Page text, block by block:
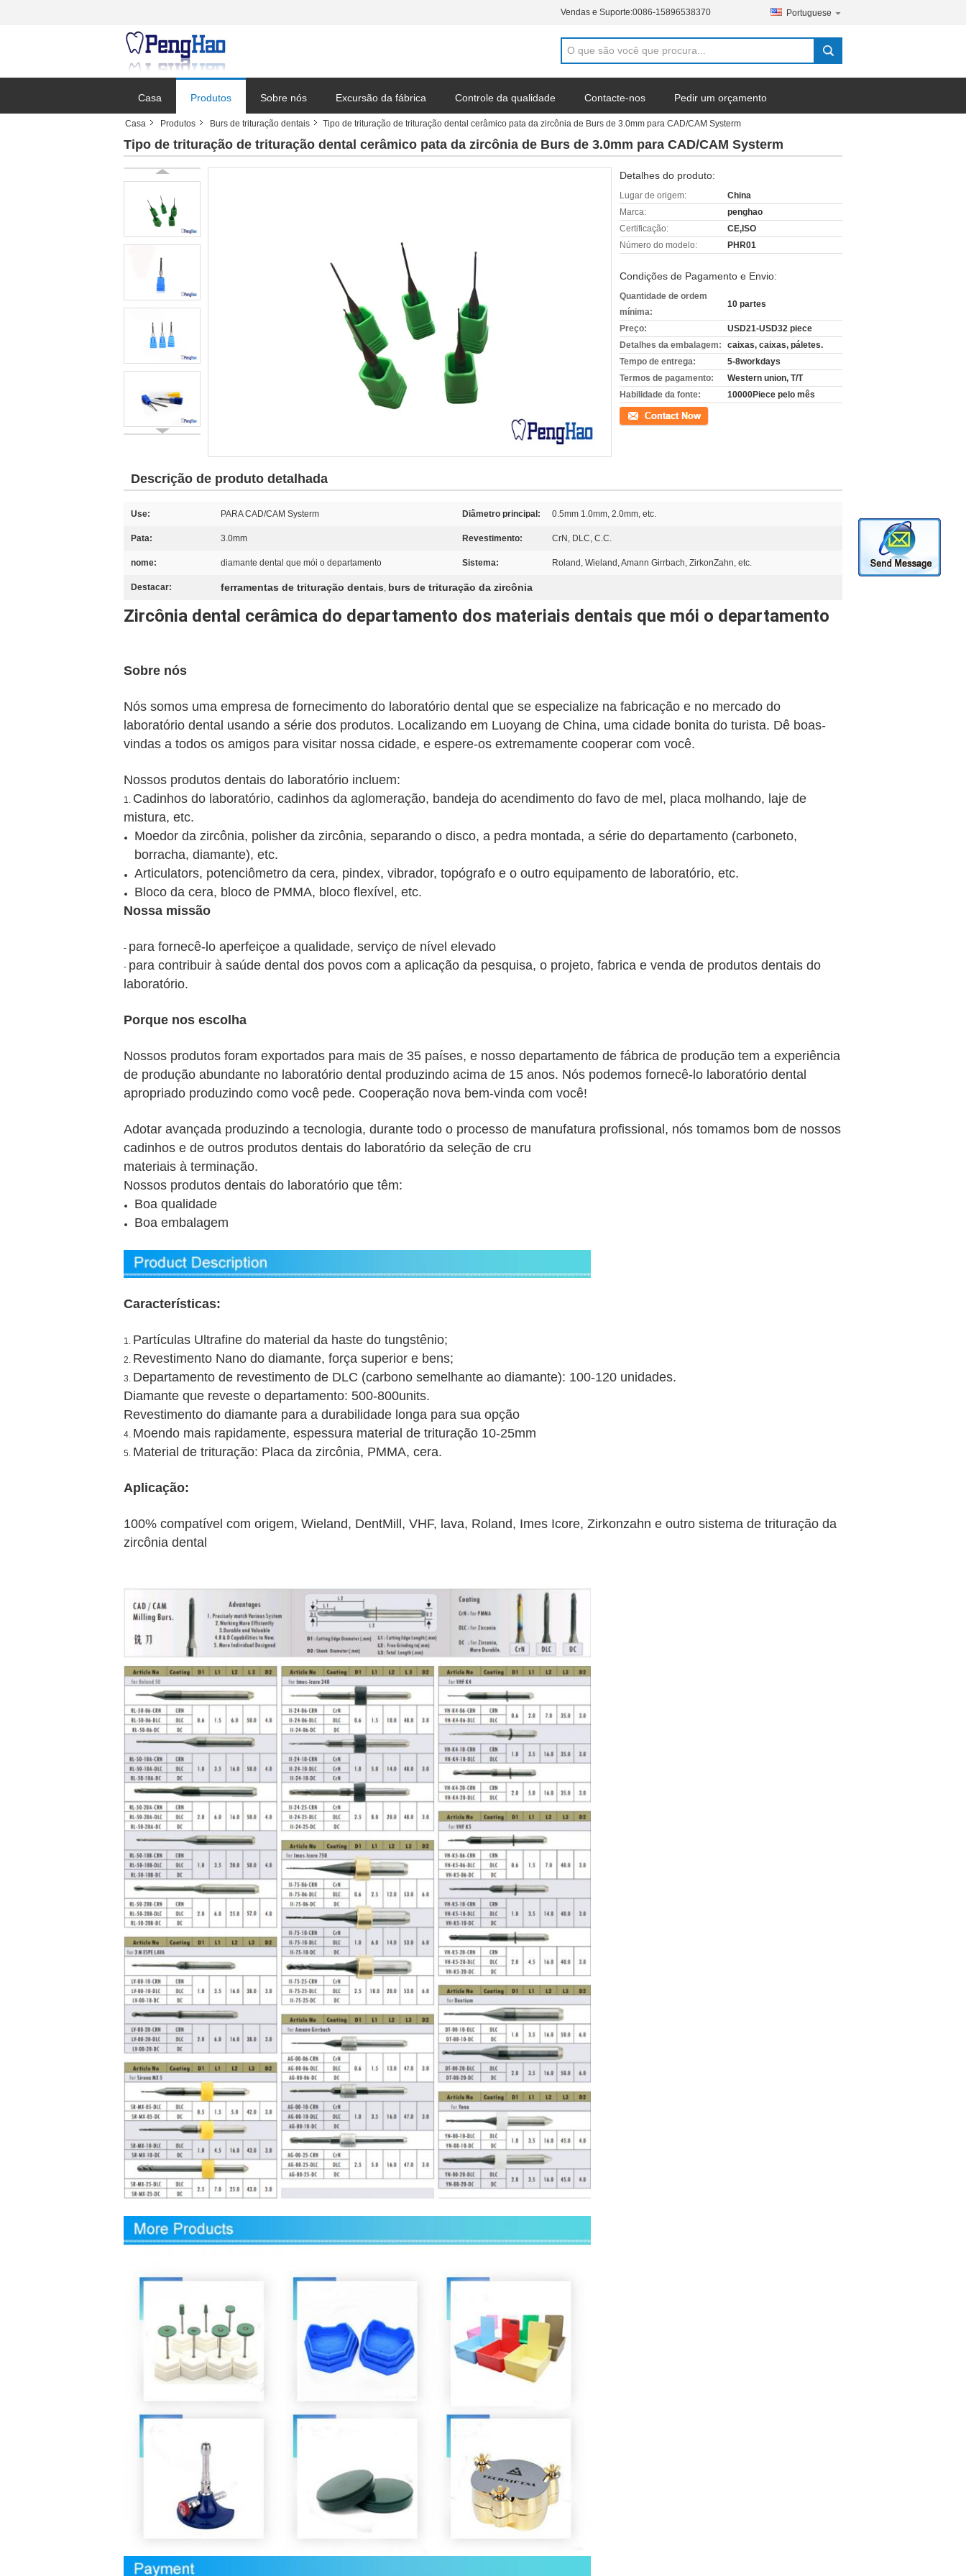
Vendas e Suporte:0086-15896538370 Portuguese
Casa Produtos Sobre nós Excursão da fábrica Controle da qualidade Contacte-nos Pedir um orçamento
Casa Produtos Burs de trituração dentais Tipo de trituração de trituração dental cerâmico pata da zircônia de Burs de 3.0mm para CAD/CAM Systerm
Tipo de trituração de trituração dental cerâmico pata da zircônia de Burs de 3.0mm para CAD/CAM Systerm
Detalhes do produto:
Lugar de origem:
China
Marca:
penghao
Certificação:
CE,ISO
Número do modelo:
PHR01
Condições de Pagamento e Envio:
Quantidade de ordem
mínima:
10 partes
Preço:
USD21-USD32 piece
Detalhes da embalagem:
caixas, caixas, páletes.
Tempo de entrega:
5-8workdays
Termos de pagamento:
Western union, T/T
Habilidade da fonte:
10000Piece pelo mês
Contato
Descrição de produto detalhada
Use: PARA CAD/CAM Systerm Diâmetro principal: 0.5mm 1.0mm, 2.0mm, etc.
Pata: 3.0mm Revestimento: CrN, DLC, C.C.
nome: diamante dental que mói o departamento Sistema: Roland, Wieland, Amann Girrbach, ZirkonZahn, etc.
Destacar: ferramentas de trituração dentais, burs de trituração da zircônia
Zircônia dental cerâmica do departamento dos materiais dentais que mói o departamento
Sobre nós
Nós somos uma empresa de fornecimento do laboratório dental que se especialize na fabricação e no mercado do
laboratório dental usando a série dos produtos. Localizando em Luoyang de China, uma cidade bonita do turista. Dê boas-
vindas a todos os amigos para visitar nossa cidade, e espere-os extremamente cooperar com você.
Nossos produtos dentais do laboratório incluem:
1. Cadinhos do laboratório, cadinhos da aglomeração, bandeja do acendimento do favo de mel, placa molhando, laje de
mistura, etc.
Moedor da zircônia, polisher da zircônia, separando o disco, a pedra montada, a série do departamento (carboneto,
borracha, diamante), etc.
Articulators, potenciômetro da cera, pindex, vibrador, topógrafo e o outro equipamento de laboratório, etc.
Bloco da cera, bloco de PMMA, bloco flexível, etc.
Nossa missão
- para fornecê-lo aperfeiçoe a qualidade, serviço de nível elevado
- para contribuir à saúde dental dos povos com a aplicação da pesquisa, o projeto, fabrica e venda de produtos dentais do
laboratório.
Porque nos escolha
Nossos produtos foram exportados para mais de 35 países, e nosso departamento de fábrica de produção tem a experiência
de produção abundante no laboratório dental produzindo acima de 15 anos. Nós podemos fornecê-lo laboratório dental
apropriado produzindo como você pede. Cooperação nova bem-vinda com você!
Adotar avançada produzindo a tecnologia, durante todo o processo de manufatura profissional, nós tomamos bom de nossos
cadinhos e de outros produtos dentais do laboratório da seleção de cru
materiais à terminação.
Nossos produtos dentais do laboratório que têm:
Boa qualidade
Boa embalagem
Características:
1. Partículas Ultrafine do material da haste do tungstênio;
2. Revestimento Nano do diamante, força superior e bens;
3. Departamento de revestimento de DLC (carbono semelhante ao diamante): 100-120 unidades.
Diamante que reveste o departamento: 500-800units.
Revestimento do diamante para a durabilidade longa para sua opção
4. Moendo mais rapidamente, espessura material de trituração 10-25mm
5. Material de trituração: Placa da zircônia, PMMA, cera.
Aplicação:
100% compatível com origem, Wieland, DentMill, VHF, lava, Roland, Imes Icore, Zirkonzahn e outro sistema de trituração da
zircônia dental